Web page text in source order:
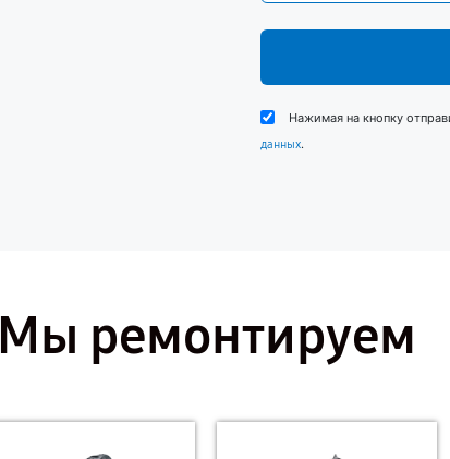
Нажимая на кнопку
данных.
Мы ремонтируем